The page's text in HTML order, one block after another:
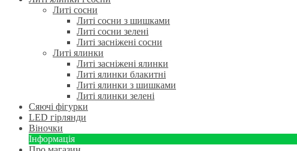
Литі сосни
Литі сосни з шишками
Литі сосни зелені
Литі засніжені сосни
Литі ялинки
Литі засніжені ялинки
Литі ялинки блакитні
Литі ялинки з шишками
Литі ялинки зелені
Сяючі фігурки
LED гірлянди
Віночки
Інформація